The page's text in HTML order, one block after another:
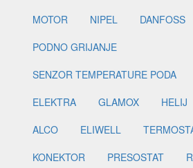
MOTOR
NIPEL
DANFOSS
PODNO GRIJANJE
SENZOR TEMPERATURE PODA
ELEKTRA
GLAMOX HELIJ
ALCO
ELIWELL
KONEKTOR
PRESOSTAT